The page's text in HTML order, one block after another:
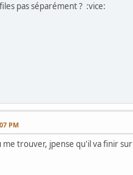
pas séparément ? :vice:
PM
me trouver, jpense qu'il va finir